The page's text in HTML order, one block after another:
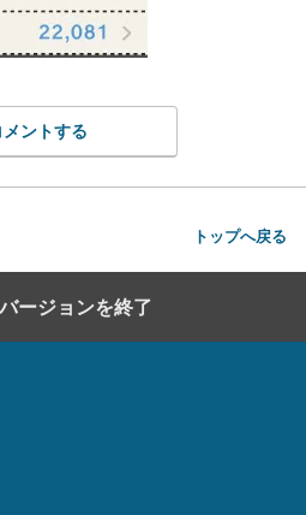
メントする
トップへ戻る
ージョンを終了